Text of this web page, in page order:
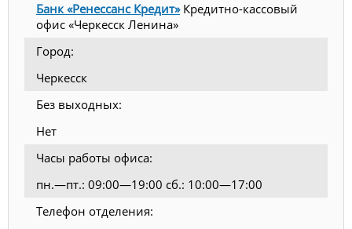
Банк «Ренессанс Кредит»Кредитно-кассовый
офис «Черкесск Ленина»
Город:
Черкесск
Без выходных:
Нет
Часы работы офиса:
пн.—пт.: 09:00—19:00 сб.: 10:00—17:00
Телефон отделения: